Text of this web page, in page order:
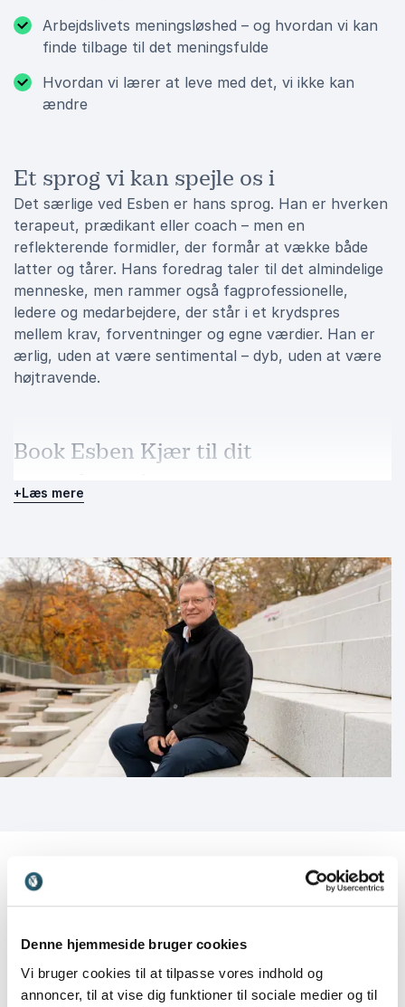
Denne hjemmeside bruger cookies
Vi bruger cookies til at tilpasse vores indhold og
annoncer, til at vise dig funktioner til sociale medier og til
Arbejdslivets meningsløshed – og hvordan vi kan
finde tilbage til det meningsfulde
Hvordan vi lærer at leve med det, vi ikke kan
ændre
Et sprog vi kan spejle os i
Det særlige ved Esben er hans sprog. Han er hverken
terapeut, prædikant eller coach – men en
reflekterende formidler, der formår at vække både
latter og tårer. Hans foredrag taler til det almindelige
menneske, men rammer også fagprofessionelle,
ledere og medarbejdere, der står i et krydspres
mellem krav, forventninger og egne værdier. Han er
ærlig, uden at være sentimental – dyb, uden at være
højtravende.
Book Esben Kjær til dit
arrangement
Når du booker Esben Kjær, får du en
sig efterladt alene med det. Hans foredrag er som
samtaler, vi burde have oftere – om døden, troen,
livet og meningen med det hele. Og ikke mindst: Hvad
vi stiller op, når det hele skræller af. Han skaber
refleksion med efterklang – og ryster tilhørerne
kærligt fri af autopiloten.
+Læs mere
Kundeanmeldelser